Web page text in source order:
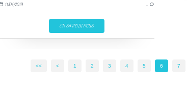
11/04/2019 …
EN SAVOIR PLUS
<< < 1 2 3 4 5 6 7